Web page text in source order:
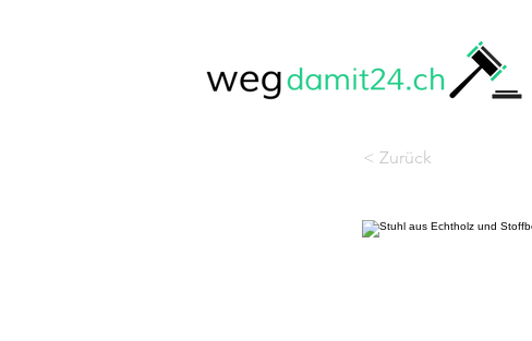
< Zurück